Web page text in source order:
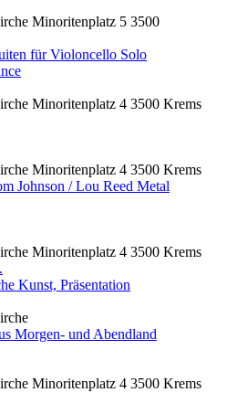
Minoritenplatz 5 3500
für Violoncello Solo
Minoritenplatz 4 3500 Krems
Minoritenplatz 4 3500 Krems
Johnson / Lou Reed Metal
Minoritenplatz 4 3500 Krems
Kunst, Präsentation
Morgen- und Abendland
Minoritenplatz 4 3500 Krems